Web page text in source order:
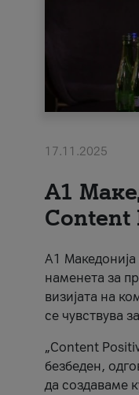
17.11.2025
А1
Content
А1
наменета за
визијата на
се чувствува
„Content
безбеден,
да создаваме